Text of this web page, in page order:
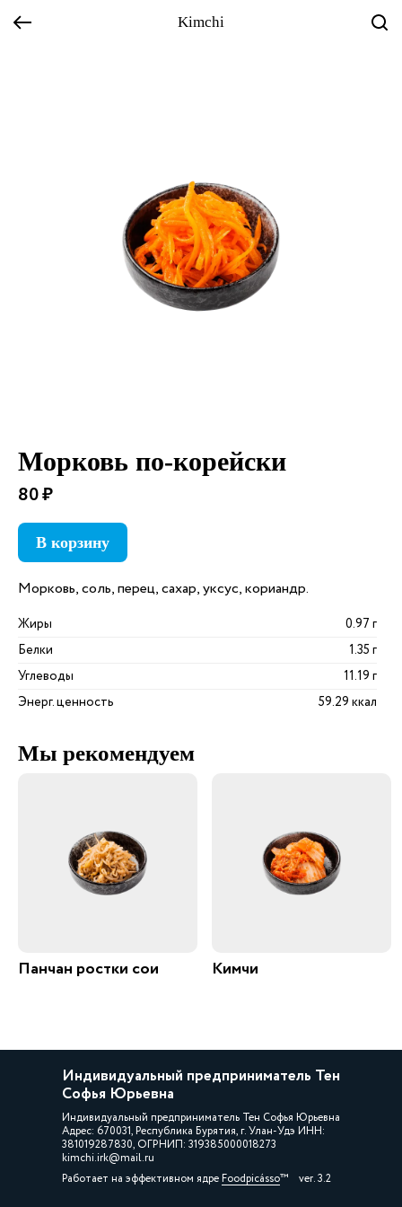
Kimchi
Морковь по-корейски
80 ₽
В корзину
Морковь, соль, перец, сахар, уксус, кориандр.
Жиры
0.97 г
Белки
1.35 г
Углеводы
11.19 г
Энерг. ценность
59.29 ккал
Мы рекомендуем
Панчан ростки сои Кимчи
Индивидуальный предприниматель Тен
Софья Юрьевна
Индивидуальный предприниматель Тен Софья Юрьевна
Адрес: 670031, Республика Бурятия, г. Улан-Удэ ИНН:
381019287830, ОГРНИП: 319385000018273
kimchi.irk@mail.ru
Работает на эффективном ядре Foodpicássover. 3.2